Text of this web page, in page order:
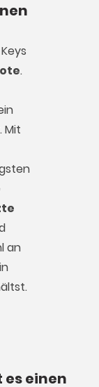
.
Mit
an
einen